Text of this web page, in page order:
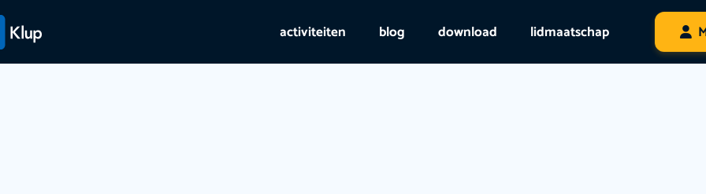
activiteiten blog download lidmaatschap